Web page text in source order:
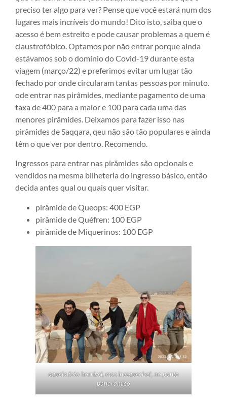
preciso ter algo para ver? Pense que você estará num dos
lugares mais incríveis do mundo! Dito isto, saiba que o
acesso é bem estreito e pode causar problemas a quem é
claustrofóbico. Optamos por não entrar porque ainda
estávamos sob o domínio do Covid-19 durante esta
viagem (março/22) e preferimos evitar um lugar tão
fechado por onde circularam tantas pessoas por minuto.
ode entrar nas pirâmides, mediante pagamento de uma
taxa de 400 para a maior e 100 para cada uma das
menores pirâmides. Deixamos para fazer isso nas
pirâmides de Saqqara, qeu não são tão populares e ainda
têm o que ver por dentro. Recomendo.
Ingressos para entrar nas pirâmides são opcionais e
vendidos na mesma bilheteria do ingresso básico, então
decida antes qual ou quais quer visitar.
pirâmide de Queops: 400 EGP
pirâmide de Quéfren: 100 EGP
pirâmide de Miquerinos: 100 EGP
aquela foto horrível, mas inesquecível, no ponto
panorâmico